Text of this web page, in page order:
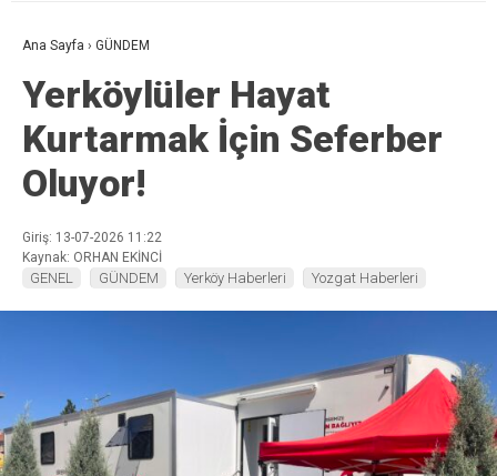
Ana Sayfa › GÜNDEM
Yerköylüler Hayat
Kurtarmak İçin Seferber
Oluyor!
Giriş: 13-07-2026 11:22
Kaynak: ORHAN EKİNCİ
GENEL GÜNDEM Yerköy Haberleri Yozgat Haberleri